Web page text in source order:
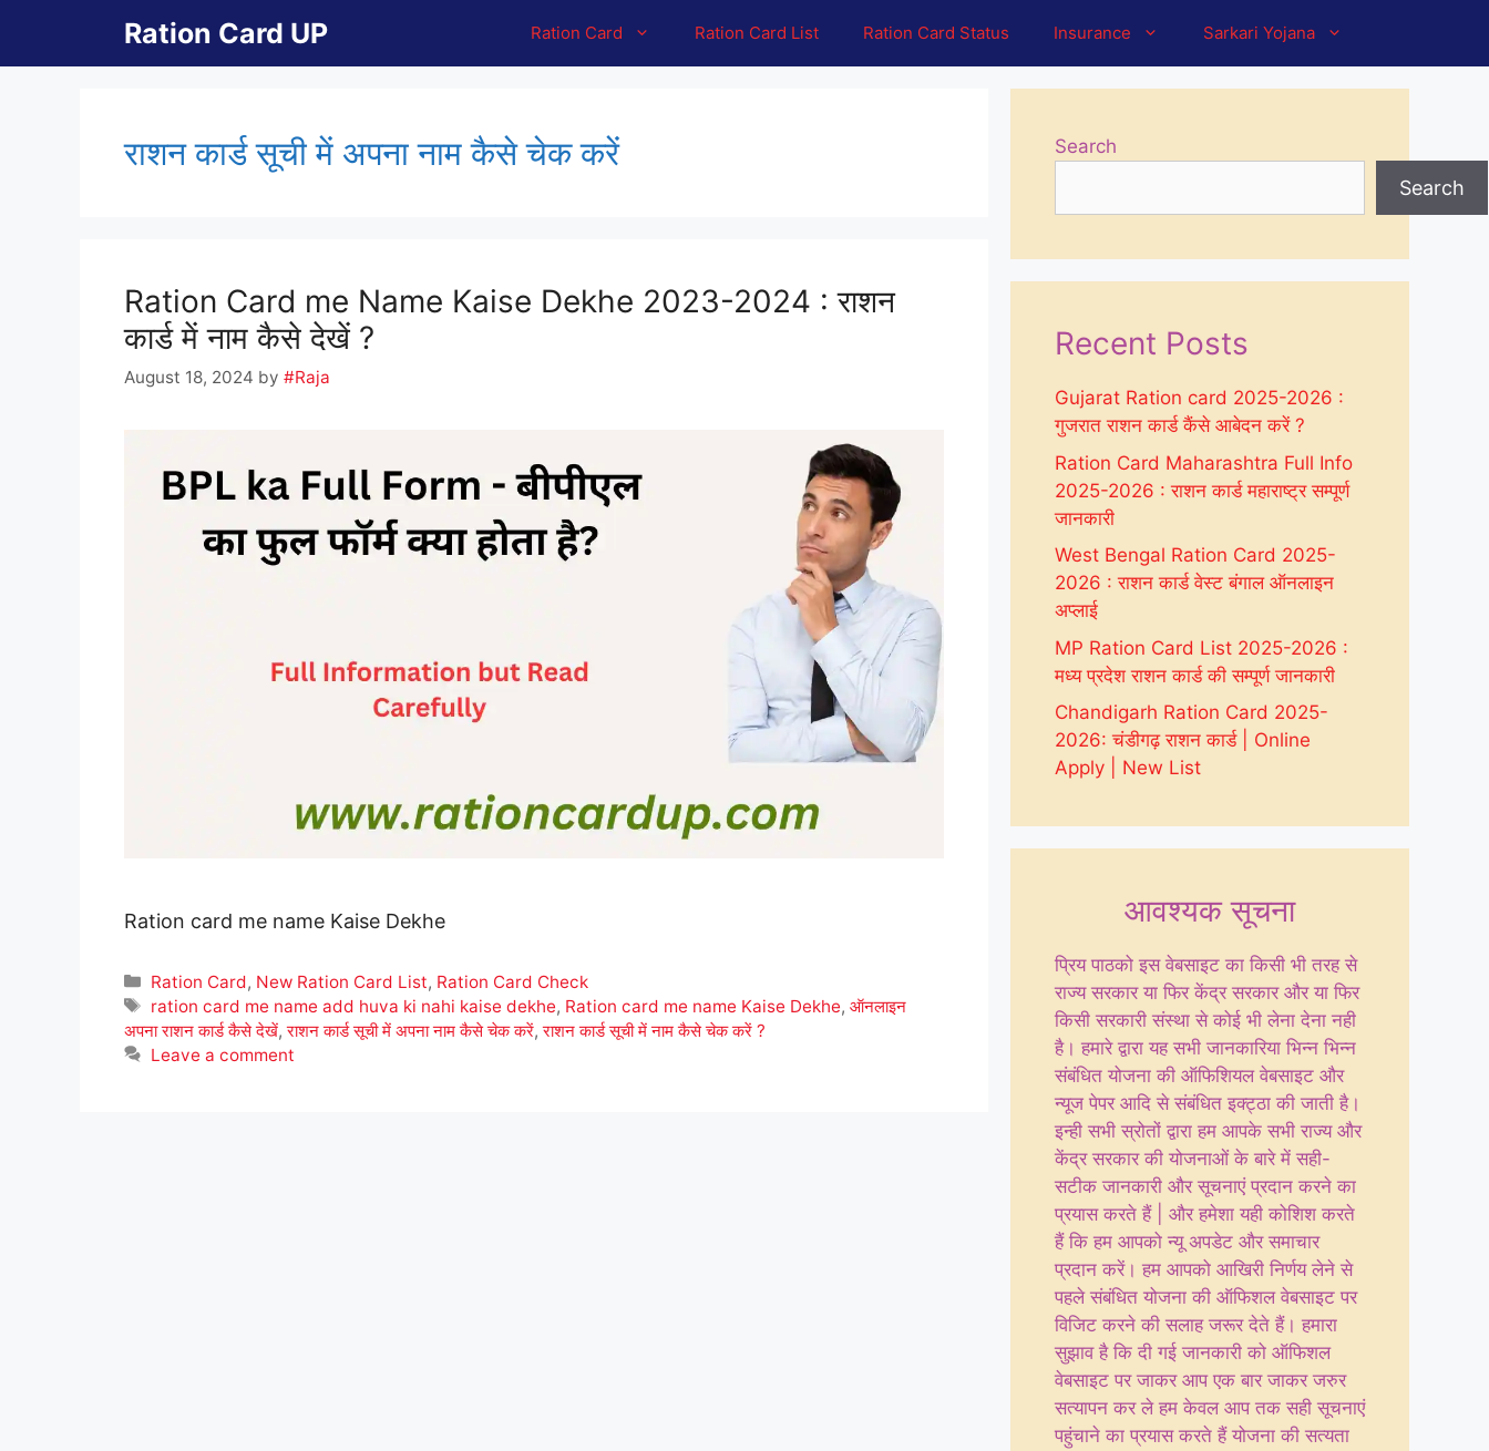
content
Ration Card UP Ration Card Ration Card List Ration Card Status Insurance Sarkari Yojana
राशन कार्ड सूची में अपना नाम कैसे चेक करें
Ration Card me Name Kaise Dekhe 2023-2024 : राशन
कार्ड में नाम कैसे देखें ?
August 18, 2024 by #Raja
Ration card me name Kaise Dekhe
Categories
Ration Card, New Ration Card List, Ration Card Check
Tags
ration card me name add huva ki nahi kaise dekhe, Ration card me name Kaise Dekhe,ऑनलाइन
अपना राशन कार्ड कैसे देखें,राशन कार्ड सूची में अपना नाम कैसे चेक करें,राशन कार्ड सूची में नाम कैसे चेक करें ?
Leave a comment
Search
Search
Recent Posts
Gujarat Ration card 2025-2026 :
गुजरात राशन कार्ड कैंसे आबेदन करें ?
Ration Card Maharashtra Full Info
2025-2026 : राशन कार्ड महाराष्ट्र सम्पूर्ण
जानकारी
West Bengal Ration Card 2025-
2026 : राशन कार्ड वेस्ट बंगाल ऑनलाइन
अप्लाई
MP Ration Card List 2025-2026 :
मध्य प्रदेश राशन कार्ड की सम्पूर्ण जानकारी
Chandigarh Ration Card 2025-
2026: चंडीगढ़ राशन कार्ड | Online
Apply | New List
आवश्यक सूचना
प्रिय पाठको इस वेबसाइट का किसी भी तरह से
राज्य सरकार या फिर केंद्र सरकार और या फिर
किसी सरकारी संस्था से कोई भी लेना देना नही
है। हमारे द्वारा यह सभी जानकारिया भिन्न भिन्न
संबंधित योजना की ऑफिशियल वेबसाइट और
न्यूज पेपर आदि से संबंधित इक्ट्ठा की जाती है।
इन्ही सभी स्रोतों द्वारा हम आपके सभी राज्य और
केंद्र सरकार की योजनाओं के बारे में सही-
सटीक जानकारी और सूचनाएं प्रदान करने का
प्रयास करते हैं | और हमेशा यही कोशिश करते
हैं कि हम आपको न्यू अपडेट और समाचार
प्रदान करें। हम आपको आखिरी निर्णय लेने से
पहले संबंधित योजना की ऑफिशल वेबसाइट पर
विजिट करने की सलाह जरूर देते हैं। हमारा
सुझाव है कि दी गई जानकारी को ऑफिशल
वेबसाइट पर जाकर आप एक बार जाकर जरुर
सत्यापन कर ले हम केवल आप तक सही सूचनाएं
पहुंचाने का प्रयास करते हैं योजना की सत्यता